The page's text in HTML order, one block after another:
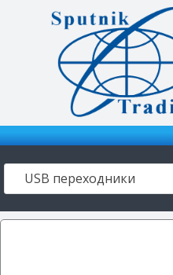
Перейти
содержимому
USB переходники